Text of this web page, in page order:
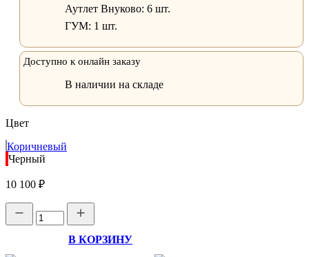
Аутлет Внуково: 6 шт.
ГУМ: 1 шт.
Доступно к онлайн заказу
В наличии на складе
Цвет
Коричневый
Черный
10 100 ₽
В КОРЗИНУ